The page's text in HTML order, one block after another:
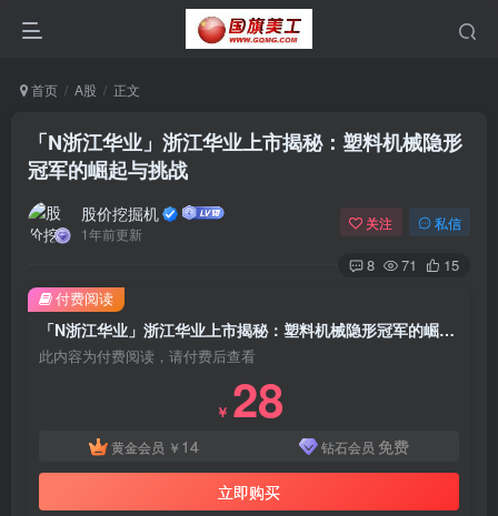
首页 A股 正文
「N浙江华业」浙江华业上市揭秘：塑料机械隐形
冠军的崛起与挑战
股价挖掘机
1年前更新
关注 私信
8 71 15
「N浙江华业」浙江华业上市揭秘：塑料机械隐形冠军的崛起与挑战
此内容为付费阅读，请付费后查看
￥ 28
黄金会员 ￥ 14 钻石会员 免费
立即购买
付费阅读